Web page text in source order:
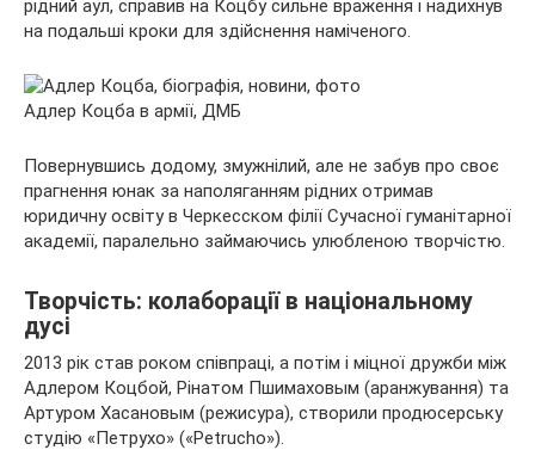
рідний аул, справив на Коцбу сильне враження і надихнув
на подальші кроки для здійснення наміченого.
Адлер Коцба в армії, ДМБ
Повернувшись додому, змужнілий, але не забув про своє
прагнення юнак за наполяганням рідних отримав
юридичну освіту в Черкесском філії Сучасної гуманітарної
академії, паралельно займаючись улюбленою творчістю.
Творчість: колаборації в національному
дусі
2013 рік став роком співпраці, а потім і міцної дружби між
Адлером Коцбой, Рінатом Пшимаховым (аранжування) та
Артуром Хасановым (режисура), створили продюсерську
студію «Петрухо» («Petrucho»).